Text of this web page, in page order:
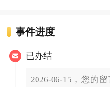
事件进度
已办结
2026-06-15，您的